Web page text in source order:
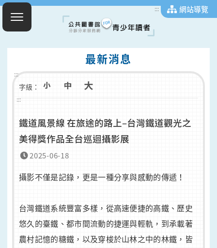
::: 網站導覽
最新消息
:::
字級：
:::
鐵道風景線 在旅途的路上–台灣鐵道觀光之
美得獎作品全台巡迴攝影展
2025-06-18
攝影不僅是記錄，更是一種分享與感動的傳遞！
台灣鐵道系統豐富多樣，從高速便捷的高鐵、歷史
悠久的臺鐵、都市間流動的捷運與輕軌，到承載著
農村記憶的糖鐵，以及穿梭於山林之中的林鐵，皆